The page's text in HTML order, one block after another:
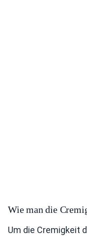
Wie man die
Um die Cremigkeit